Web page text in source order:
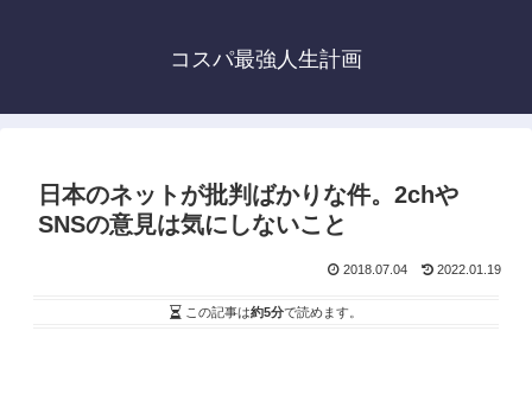
コスパ最強人生計画
日本のネットが批判ばかりな件。2chや
SNSの意見は気にしないこと
2018.07.04 2022.01.19
この記事は約5分で読めます。